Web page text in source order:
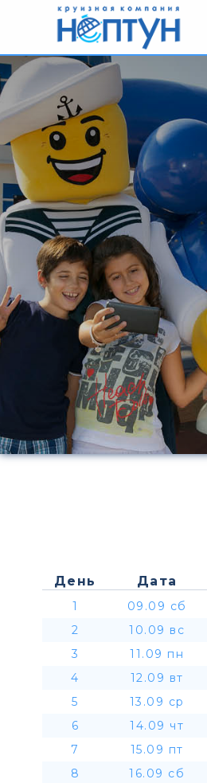
День Дата
1 09.09 сб
2
10.09 вс
3
11.09 пн
4
12.09 вт
5
13.09 ср
6
14.09 чт
7
15.09 пт
8
16.09 сб